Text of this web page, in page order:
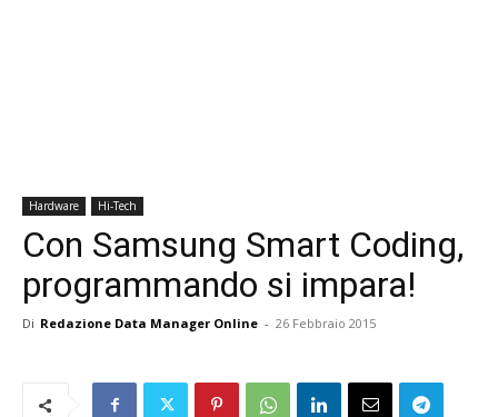
Hardware Hi-Tech
Con Samsung Smart Coding,
programmando si impara!
Di Redazione Data Manager Online - 26 Febbraio 2015